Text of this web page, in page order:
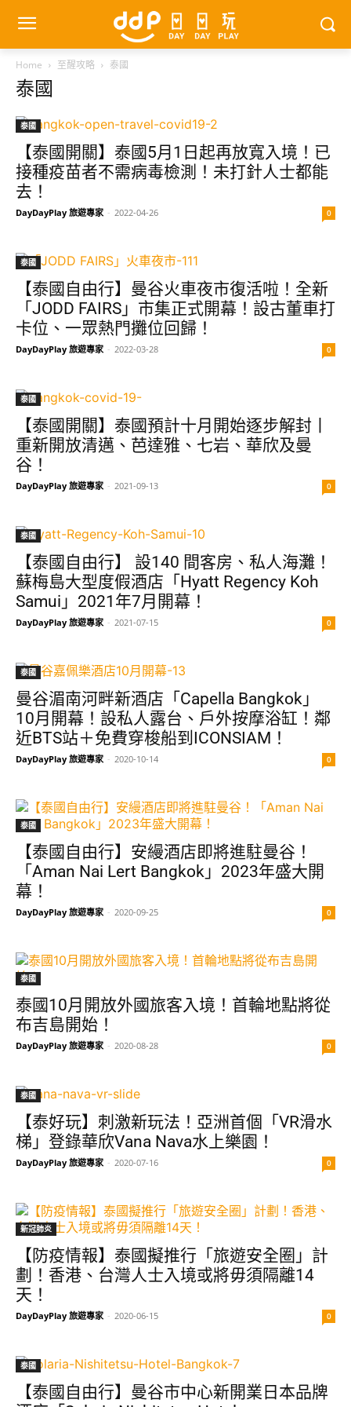
Home 至醒攻略 泰國
泰國
泰國
【泰國開關】泰國5月1日起再放寬入境！已
接種疫苗者不需病毒檢測！未打針人士都能
去！
DayDayPlay 旅遊專家 - 2022-04-26 0
泰國
【泰國自由行】曼谷火車夜市復活啦！全新
「JODD FAIRS」市集正式開幕！設古董車打
卡位、一眾熱門攤位回歸！
DayDayPlay 旅遊專家 - 2022-03-28 0
泰國
【泰國開關】泰國預計十月開始逐步解封丨
重新開放清邁、芭達雅、七岩、華欣及曼
谷！
DayDayPlay 旅遊專家 - 2021-09-13 0
泰國
【泰國自由行】 設140 間客房、私人海灘！
蘇梅島大型度假酒店「Hyatt Regency Koh
Samui」2021年7月開幕！
DayDayPlay 旅遊專家 - 2021-07-15 0
泰國
曼谷湄南河畔新酒店「Capella Bangkok」
10月開幕！設私人露台、戶外按摩浴缸！鄰
近BTS站＋免費穿梭船到ICONSIAM！
DayDayPlay 旅遊專家 - 2020-10-14 0
泰國
【泰國自由行】安縵酒店即將進駐曼谷！
「Aman Nai Lert Bangkok」2023年盛大開
幕！
DayDayPlay 旅遊專家 - 2020-09-25 0
泰國
泰國10月開放外國旅客入境！首輪地點將從
布吉島開始！
DayDayPlay 旅遊專家 - 2020-08-28 0
泰國
【泰好玩】刺激新玩法！亞洲首個「VR滑水
梯」登錄華欣Vana Nava水上樂園！
DayDayPlay 旅遊專家 - 2020-07-16 0
新冠肺炎
【防疫情報】泰國擬推行「旅遊安全圈」計
劃！香港、台灣人士入境或將毋須隔離14
天！
DayDayPlay 旅遊專家 - 2020-06-15 0
泰國
【泰國自由行】曼谷市中心新開業日本品牌